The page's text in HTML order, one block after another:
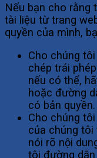
Nếu bạn cho rằng
tài liệu từ trang
quyền của mình,
Cho chúng
chép trái
nếu có thể,
hoặc đường
có bản quyền.
Cho chúng
của chúng tôi
nói rõ nội
tôi đường